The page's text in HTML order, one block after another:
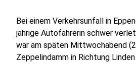
Bei einem Verkehrsunfall in
jährige Autofahrerin schwer
war am späten Mittwochabend
Zeppelindamm in Richtung